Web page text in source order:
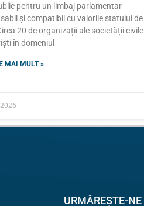
pentru un limbaj parlamentar
și compatibil cu valorile statului de
20 de organizații ale societății civile
în domeniul
MAI MULT »
URMĂREȘTE-NE